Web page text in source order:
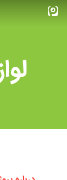
Skip